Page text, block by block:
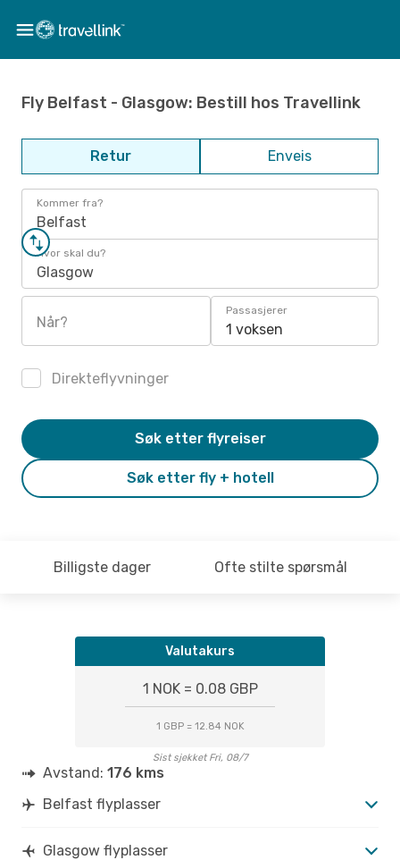
Fly Belfast - Glasgow: Bestill hos Travellink
Retur Enveis
Kommer fra?
Belfast
Hvor skal du?
Glasgow
Når?
Passasjerer
1 voksen
Direkteflyvninger
Søk etter fly + hotell
Søk etter flyreiser
Billigste dager Ofte stilte spørsmål
Valutakurs
1 NOK = 0.08 GBP
1 GBP = 12.84 NOK
Sist sjekket Fri, 08/7
Avstand: 176 kms
Belfast flyplasser
Glasgow flyplasser